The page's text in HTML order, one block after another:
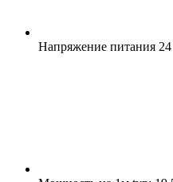
Напряжение питания